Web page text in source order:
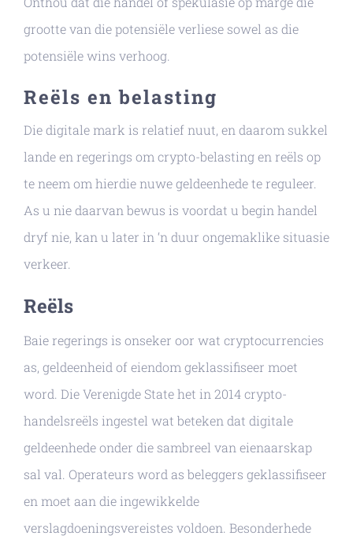
grootte van die potensiële verliese sowel as die
potensiële wins verhoog.
Reëls en belasting
Die digitale mark is relatief nuut, en daarom sukkel
lande en regerings om crypto-belasting en reëls op
te neem om hierdie nuwe geldeenhede te reguleer.
As u nie daarvan bewus is voordat u begin handel
dryf nie, kan u later in ‘n duur ongemaklike situasie
verkeer.
Reëls
Baie regerings is onseker oor wat cryptocurrencies
as, geldeenheid of eiendom geklassifiseer moet
word. Die Verenigde State het in 2014 crypto-
handelsreëls ingestel wat beteken dat digitale
geldeenhede onder die sambreel van eienaarskap
sal val. Operateurs word as beleggers geklassifiseer
en moet aan die ingewikkelde
verslagdoeningsvereistes voldoen. Besonderhede